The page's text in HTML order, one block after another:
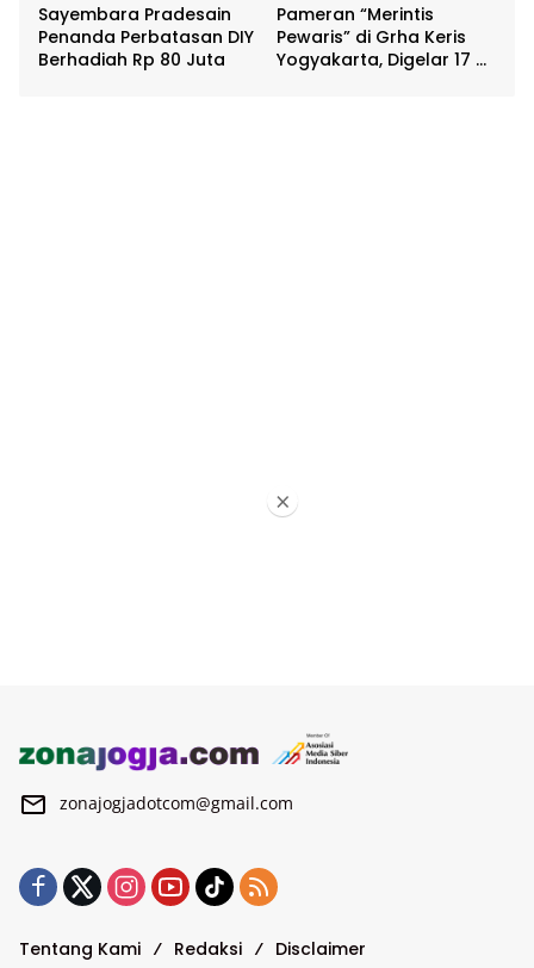
Sayembara Pradesain
Penanda Perbatasan DIY
Berhadiah Rp 80 Juta
Pameran “Merintis
Pewaris” di Grha Keris
Yogyakarta, Digelar 17 –
zonajogjadotcom@gmail.com
Tentang Kami Redaksi Disclaimer
×